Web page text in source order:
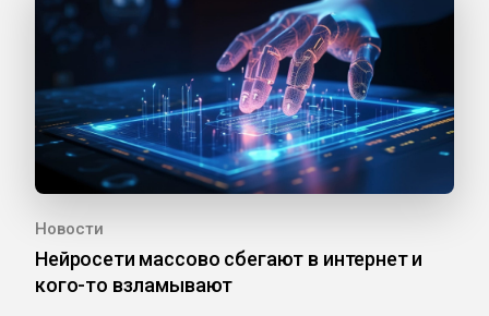
Новости
Нейросети массово сбегают в интернет и
кого-то взламывают